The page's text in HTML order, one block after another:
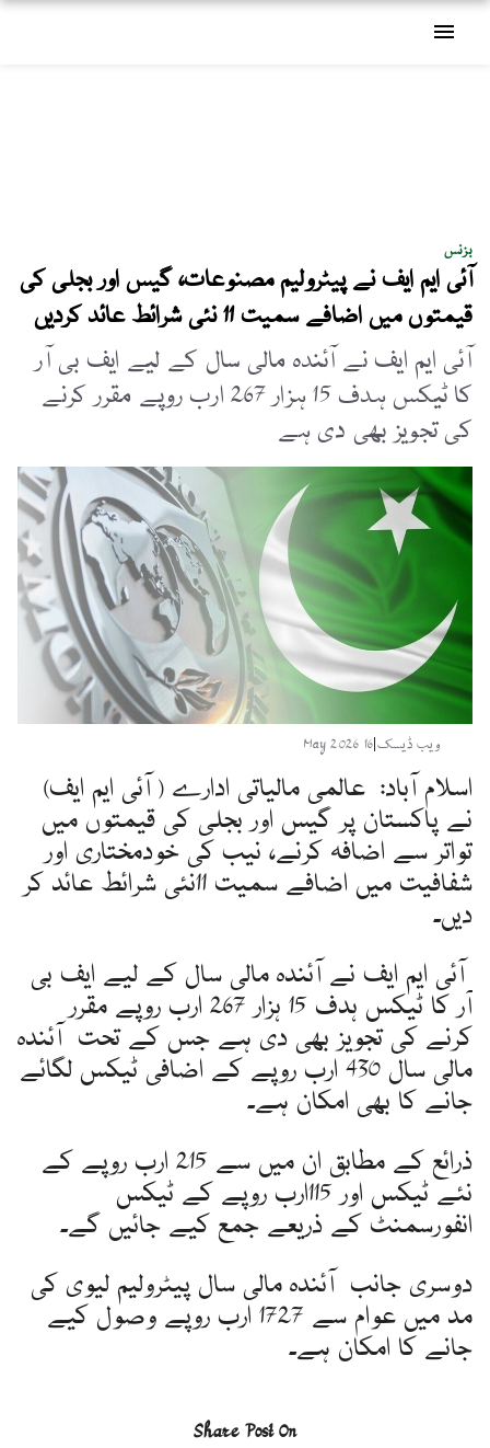
menu
بزنس
آئی ایم ایف نے پیٹرولیم مصنوعات، گیس اور بجلی کی
قیمتوں میں اضافے سمیت 11 نئی شرائط عائد کردیں
آئی ایم ایف نے آئندہ مالی سال کے لیے ایف بی آر
کا ٹیکس ہدف 15 ہزار 267 ارب روپے مقرر کرنے
کی تجویز بھی دی ہے
ویب ڈیسک 16 May 2026
اسلام آباد: عالمی مالیاتی ادارے ( آئی ایم ایف)
نے پاکستان پر گیس اور بجلی کی قیمتوں میں
تواتر سے اضافہ کرنے، نیب کی خودمختاری اور
شفافیت میں اضافے سمیت 11نئی شرائط عائد کر
دیں۔
آئی ایم ایف نے آئندہ مالی سال کے لیے ایف بی
آر کا ٹیکس ہدف 15 ہزار 267 ارب روپے مقرر
کرنے کی تجویز بھی دی ہے جس کے تحت آئندہ
مالی سال 430 ارب روپے کے اضافی ٹیکس لگائے
جانے کا بھی امکان ہے۔
ذرائع کے مطابق ان میں سے 215 ارب روپے کے
نئے ٹیکس اور 115ارب روپے کے ٹیکس
انفورسمنٹ کے ذریعے جمع کیے جائیں گے۔
دوسری جانب آئندہ مالی سال پیٹرولیم لیوی کی
مد میں عوام سے 1727 ارب روپے وصول کیے
جانے کا امکان ہے۔
Share Post On